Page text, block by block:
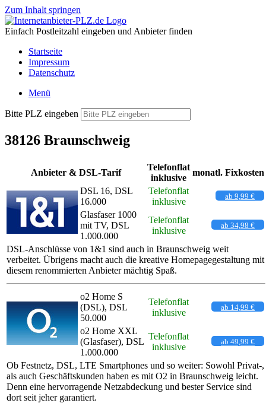
Zum Inhalt springen
Einfach Postleitzahl eingeben und Anbieter finden
Startseite
Impressum
Datenschutz
Menü
Bitte PLZ eingeben
38126 Braunschweig
Anbieter & DSL-Tarif
Telefonflat
inklusive
monatl. Fixkosten
DSL 16, DSL
16.000
Telefonflat
inklusive
ab 9,99 €
Glasfaser 1000
mit TV, DSL
1.000.000
Telefonflat
inklusive
ab 34,98 €
DSL-Anschlüsse von 1&1 sind auch in Braunschweig weit
verbeitet. Übrigens macht auch die kreative Homepagegestaltung mit
diesem renommierten Anbieter mächtig Spaß.
o2 Home S
(DSL), DSL
50.000
Telefonflat
inklusive
ab 14,99 €
o2 Home XXL
(Glasfaser), DSL
1.000.000
Telefonflat
inklusive
ab 49,99 €
Ob Festnetz, DSL, LTE Smartphones und so weiter: Sowohl Privat-,
als auch Geschäftskunden haben es mit O2 in Braunschweig leicht.
Denn eine hervorragende Netzabdeckung und bester Service sind
dort seit jeher garantiert.